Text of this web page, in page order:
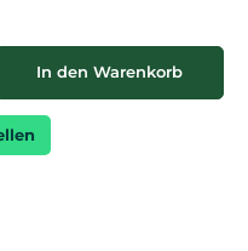
ein oder benutze die
In den Warenkorb